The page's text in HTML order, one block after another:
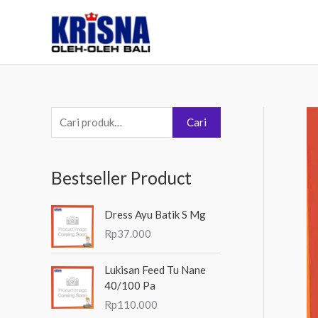
e
c
a
i
a
u
Cari
Bestseller Product
Dress Ayu Batik S Mg
Rp37.000
Lukisan Feed Tu Nane
40/100 Pa
Rp110.000